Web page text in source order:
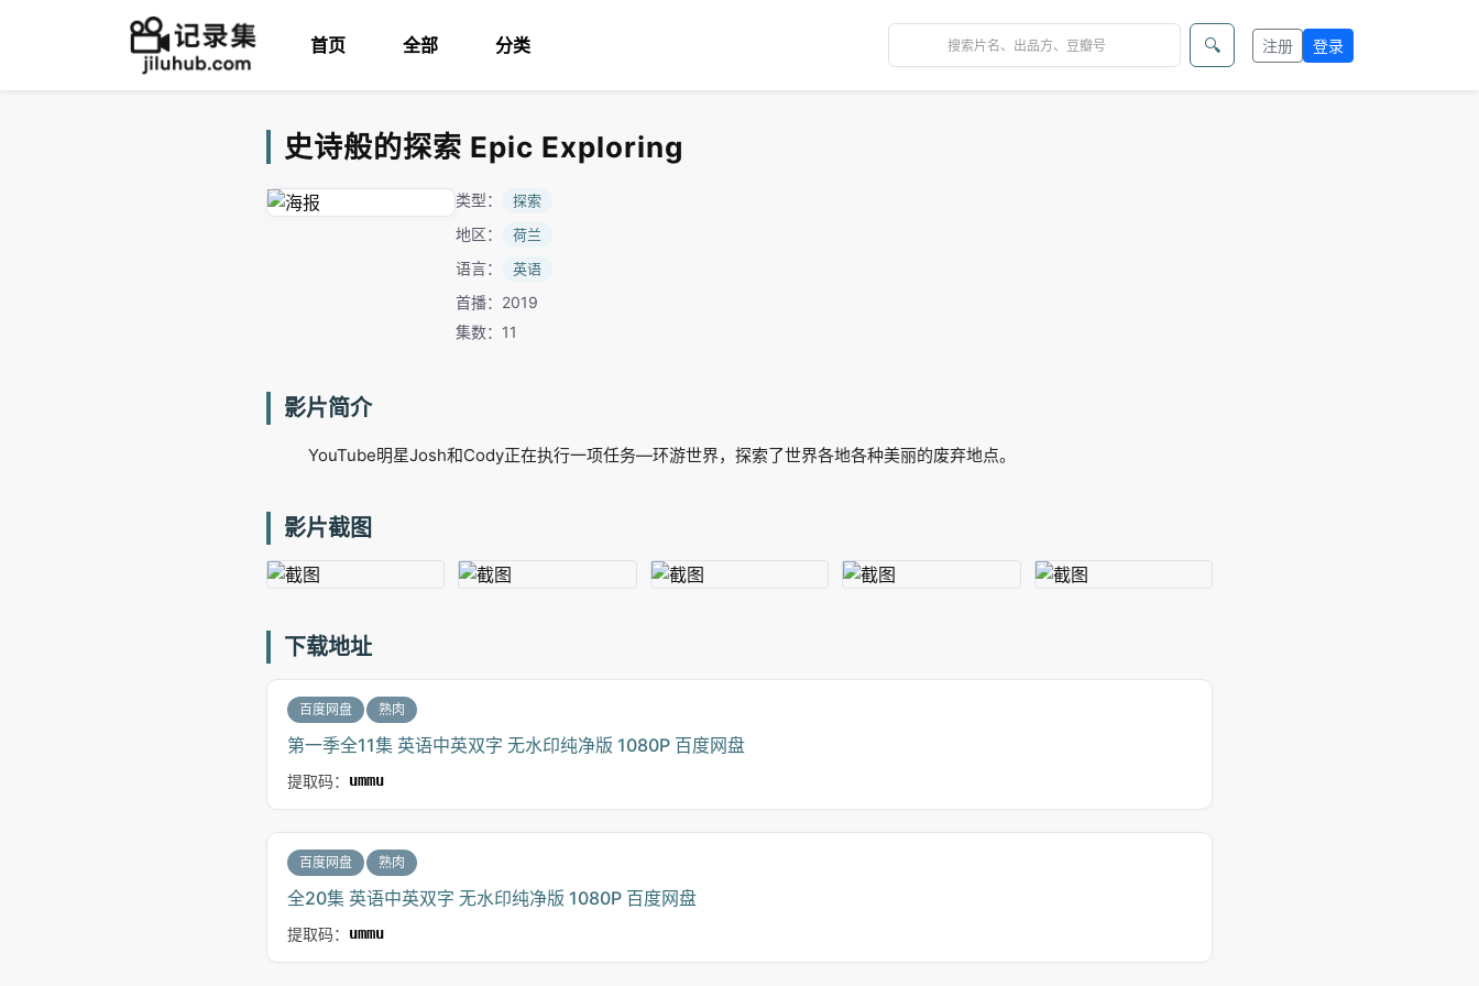
首页 全部 分类 🔍 注册 登录
史诗般的探索 Epic Exploring
类型： 探索
地区： 荷兰
语言： 英语
首播：2019
集数：11
影片简介
YouTube明星Josh和Cody正在执行一项任务—环游世界，探索了世界各地各种美丽的废弃地点。
影片截图
下载地址
百度网盘 熟肉
第一季全11集 英语中英双字 无水印纯净版 1080P 百度网盘
提取码： ummu
百度网盘 熟肉
全20集 英语中英双字 无水印纯净版 1080P 百度网盘
提取码： ummu